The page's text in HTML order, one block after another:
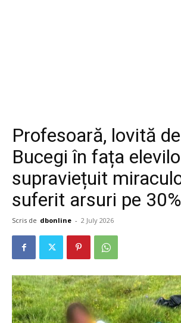
Profesoară, lovită
Bucegi în fața
supraviețuit
suferit arsuri pe
Scris de dbonline - 2 July 2026